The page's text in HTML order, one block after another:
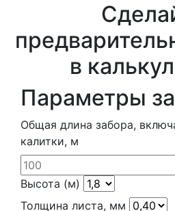
в
Параметры
Общая длина забора,
калитки, м
Высота (м)
Толщина листа, мм